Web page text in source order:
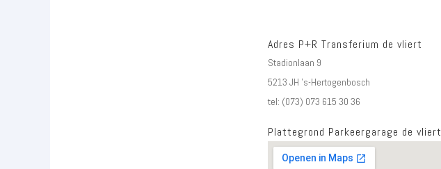
Adres P+R Transferium de vliert
Stadionlaan 9
5213 JH 's-Hertogenbosch
tel: (073) 073 615 30 36
Plattegrond Parkeergarage de vliert